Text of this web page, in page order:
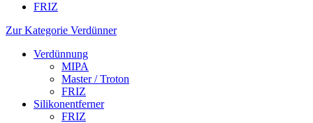
FRIZ
Zur Kategorie Verdünner
Verdünnung
MIPA
Master / Troton
FRIZ
Silikonentferner
FRIZ